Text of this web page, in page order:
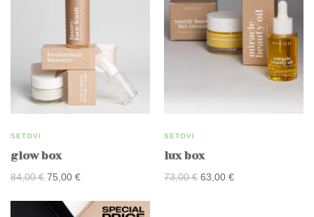
SETOVI
glow box
84,00€ Izvorna
bila
75,00 €Trenutna
je:
SETOVI
lux box
73,00€ Izvorna
63,00 €Trenutna